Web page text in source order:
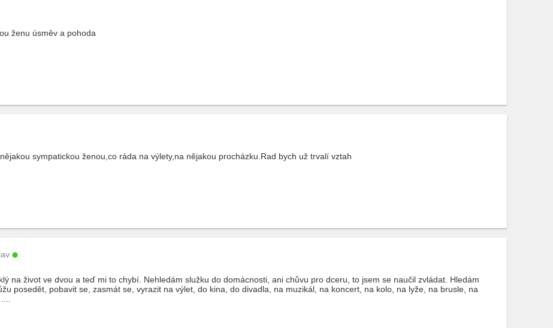
ženu úsměv a pohoda
sympatickou ženou,co ráda na výlety,na nějakou procházku.Rad bych už trvalí vztah
na život ve dvou a teď mi to chybí. Nehledám služku do domácnosti, ani chůvu pro dceru, to jsem se naučil zvládat. Hledám
posedět, pobavit se, zasmát se, vyrazit na výlet, do kina, do divadla, na muzikál, na koncert, na kolo, na lyže, na brusle, na